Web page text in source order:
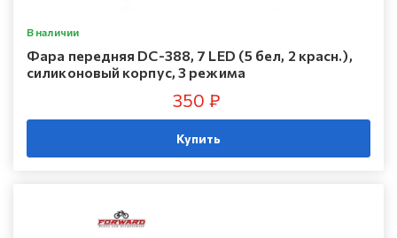
В наличии
Фара передняя DC-388, 7 LED (5 бел, 2 красн.),
силиконовый корпус, 3 режима
350 ₽
Купить